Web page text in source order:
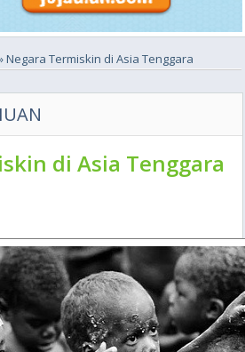
Negara Termiskin di Asia Tenggara
di Asia Tenggara